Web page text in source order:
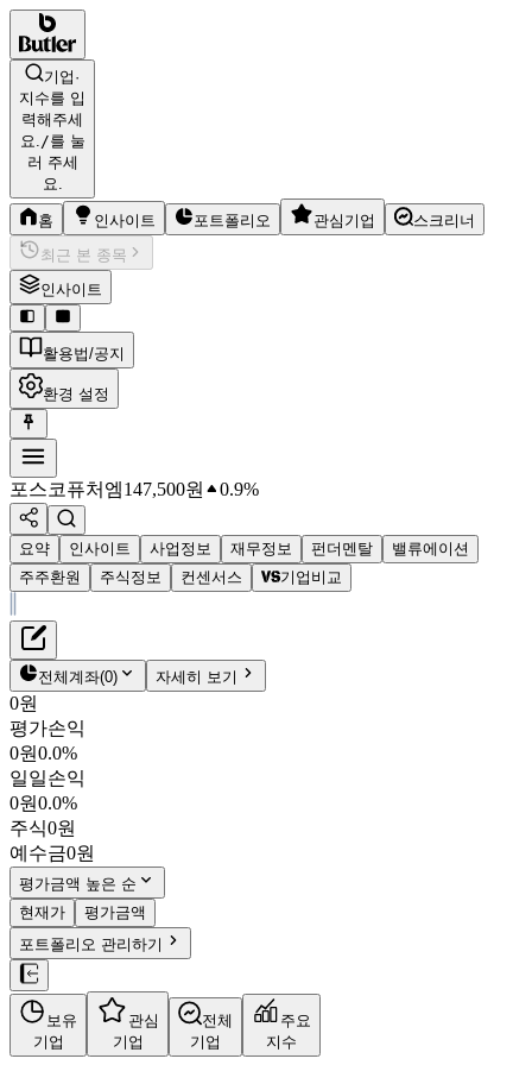
기업·
지수를 입
력해주세
요./를 눌
러 주세
요.
홈 인사이트 포트폴리오 관심기업
스크리너
최근 본 종목
인사이트
활용법/공지
환경 설정
포스코퓨처엠147,500원 0.9%
요약 인사이트 사업정보 재무정보 펀더멘탈
밸류에이션
주주환원
주식정보 컨센서스 기업비교
포스코퓨처엠
147,500원
003670
KOSPI
시가총액
PBR3.17
PER-
fPER 482.18
배당수익률0.17%
자사주비율0.00%
결산월12월
4분기누적
10년
주재무제표
재무정보
펀더멘탈
밸류에이션
주주환원
컨센서스
주식정보
전체계좌(0) 자세히 보기
0원
평가손익
0원0.0%
일일손익
0원0.0%
주식0원
예수금0원
평가금액 높은 순
현재가
평가금액
포트폴리오 관리하기
보유
기업
관심
기업
전체
기업
주요
지수